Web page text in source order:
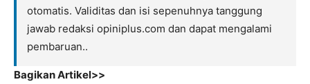
otomatis. Validitas dan isi sepenuhnya tanggung
jawab redaksi opiniplus.com dan dapat mengalami
pembaruan..
Bagikan Artikel>>